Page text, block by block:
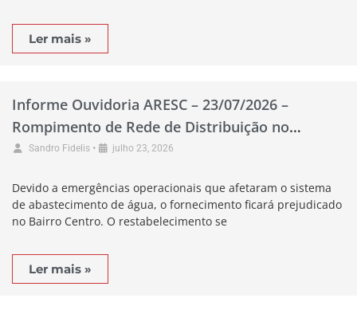
Ler mais »
Informe Ouvidoria ARESC – 23/07/2026 –
Rompimento de Rede de Distribuição no
Município de Biguaçu
Sandro Fidelis • julho 23, 2026
Devido a emergências operacionais que afetaram o sistema
de abastecimento de água, o fornecimento ficará prejudicado
no Bairro Centro. O restabelecimento se
Ler mais »